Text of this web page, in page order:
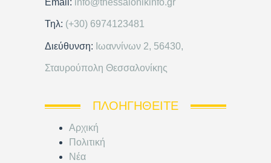
Τηλ: (+30) 6974123481
Διεύθυνση: Ιωαννίνων 2, 56430,
Σταυρούπολη Θεσσαλονίκης
ΠΛΟΗΓΗΘΕΊΤΕ
Αρχική
Πολιτική
Νέα